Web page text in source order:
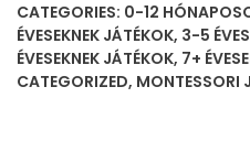
氏
胶
带
CATEGORIES: 0-12
ÉVESEKNEK JÁTÉKOK, 3-5
ÉVESEKNEK JÁTÉKOK, 7+
CATEGORIZED, MONTESSORI